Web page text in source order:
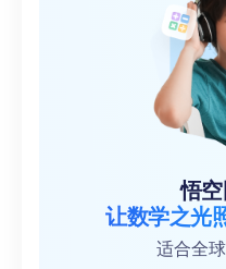
悟
让数学之光
适合全